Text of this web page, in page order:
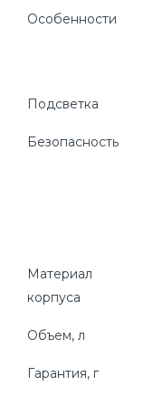
Особенности
Подсветка
Безопасность
Материал
корпуса
Объем, л
Гарантия, г